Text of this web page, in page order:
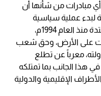
مبادرات من شأنها أن
لبدء عملية سياسية
شاملة، تعالج الأزمة من جذورها الممتدة منذ العام 1994م،
على الأرض، وحق شعب
معرباً عن تطلع
هذا الجانب بما تمتلكه
الإقليمية والدولية